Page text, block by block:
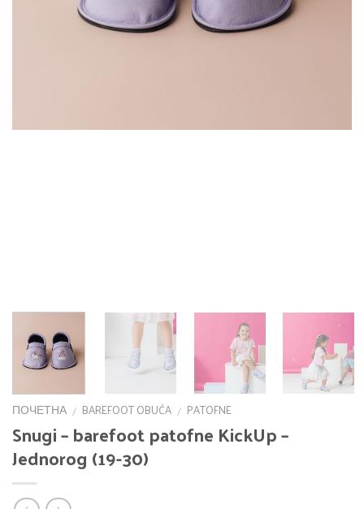
ПОЧЕТНА / BAREFOOT OBUĆA / PATOFNE
Snugi – barefoot patofne KickUp –
Jednorog (19-30)